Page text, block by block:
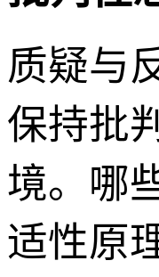
质疑与
保持批
境。哪
适性原